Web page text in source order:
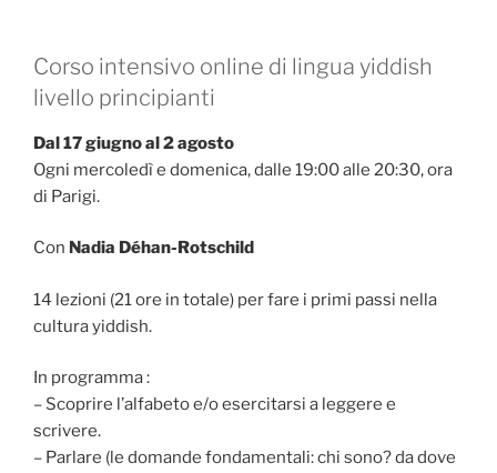
Corso intensivo online di lingua yiddish
livello principianti
Dal 17 giugno al 2 agosto
Ogni mercoledì e domenica, dalle 19:00 alle 20:30, ora
di Parigi.
Con Nadia Déhan-Rotschild
14 lezioni (21 ore in totale) per fare i primi passi nella
cultura yiddish.
In programma :
– Scoprire l’alfabeto e/o esercitarsi a leggere e
scrivere.
– Parlare (le domande fondamentali: chi sono? da dove